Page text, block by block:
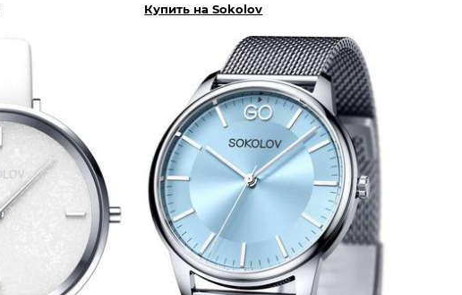
Купить на Sokolov